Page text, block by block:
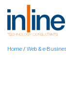
Home / Web & e-